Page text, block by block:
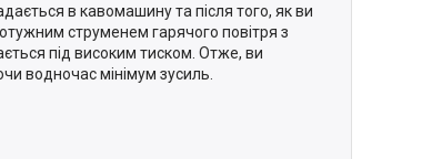
в кавомашину та після того, як ви
струменем гарячого повітря з
під високим тиском. Отже, ви
водночас мінімум зусиль.